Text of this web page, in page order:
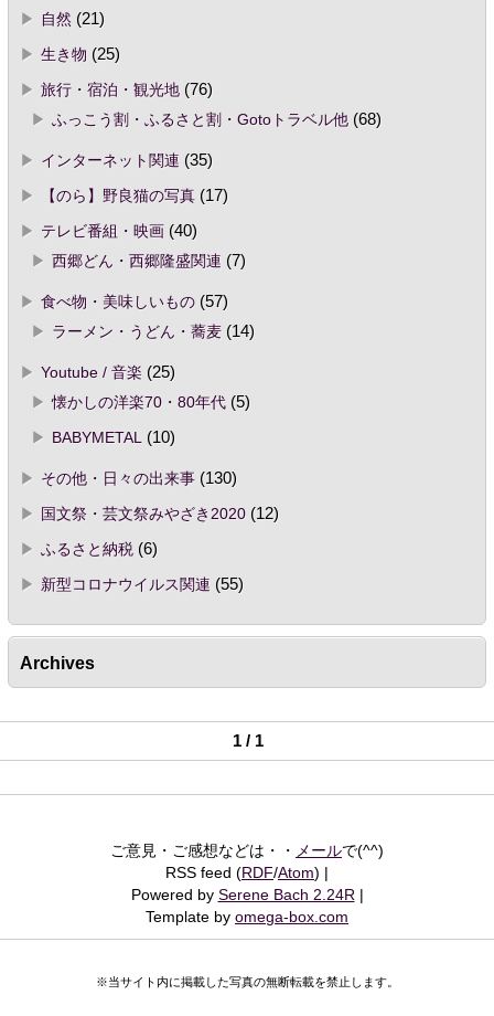
自然 (21)
生き物 (25)
旅行・宿泊・観光地(76)
ふっこう割・ふるさと割・Gotoトラベル他(68)
インターネット関連 (35)
【のら】野良猫の写真(17)
テレビ番組・映画(40)
西郷どん・西郷隆盛関連 (7)
食べ物・美味しいもの(57)
ラーメン・うどん・蕎麦(14)
Youtube / 音楽 (25)
懐かしの洋楽70・80年代(5)
BABYMETAL
(10)
その他・日々の出来事(130)
国文祭・芸文祭みやざき2020(12)
ふるさと納税(6)
新型コロナウイルス関連 (55)
Archives
1 / 1
ご意見・ご感想などは・・ メールで(^^)
RSS feed (RDF/Atom)
Powered by Serene Bach 2.24R
Template by omega-box.com
※当サイト内に掲載した写真の無断転載を禁止します。